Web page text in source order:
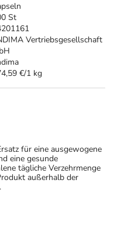
St
Vertriebsgesellschaft
€/1 kg
für eine ausgewogene
eine gesunde
tägliche Verzehrmenge
außerhalb der